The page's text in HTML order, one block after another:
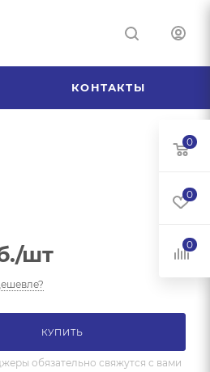
КОНТАКТЫ
/шт
КУПИТЬ
обязательно свяжутся с вами
0
0
0